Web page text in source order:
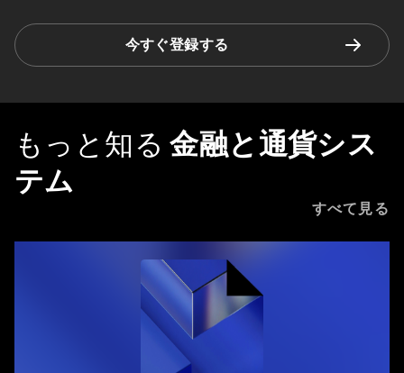
今すぐ登録する
もっと知る 金融と通貨シス
テム
すべて見る